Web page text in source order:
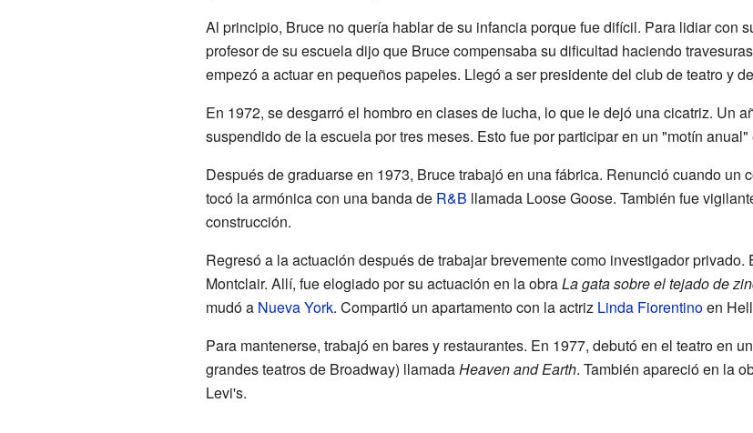
Al principio, Bruce no quería hablar de su infancia porque fue difícil. Para lidiar con
profesor de su escuela dijo que Bruce compensaba su dificultad haciendo
empezó a actuar en pequeños papeles. Llegó a ser presidente del club de teatro y
En 1972, se desgarró el hombro en clases de lucha, lo que le dejó una cicatriz. Un
suspendido de la escuela por tres meses. Esto fue por participar en un "motín
Después de graduarse en 1973, Bruce trabajó en una fábrica. Renunció cuando un
tocó la armónica con una banda de R&B llamada Loose Goose. También fue
construcción.
Regresó a la actuación después de trabajar brevemente como investigador
Montclair. Allí, fue elogiado por su actuación en la obraLa gata sobre el tejado de
mudó a Nueva York. Compartió un apartamento con la actriz Linda Fiorentinoen
Para mantenerse, trabajó en bares y restaurantes. En 1977, debutó en el teatro en
grandes teatros de Broadway) llamadaHeaven and Earth. También apareció en la
Levi's.